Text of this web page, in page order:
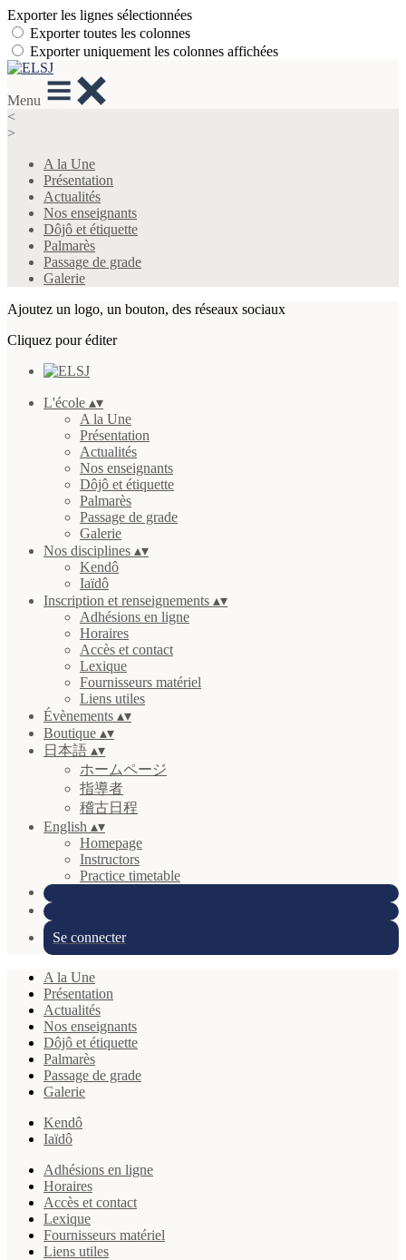
Exporter les lignes sélectionnées
Exporter toutes les colonnes
Exporter uniquement les colonnes affichées
Menu
<
>
A la Une
Présentation
Actualités
Nos enseignants
Dôjô et étiquette
Palmarès
Passage de grade
Galerie
Ajoutez un logo, un bouton, des réseaux sociaux
Cliquez pour éditer
L'école ▴▾
A la Une
Présentation
Actualités
Nos enseignants
Dôjô et étiquette
Palmarès
Passage de grade
Galerie
Nos disciplines ▴▾
Kendô
Iaïdô
Inscription et renseignements ▴▾
Adhésions en ligne
Horaires
Accès et contact
Lexique
Fournisseurs matériel
Liens utiles
Évènements ▴▾
Boutique ▴▾
日本語 ▴▾
ホームページ
指導者
稽古日程
English ▴▾
Homepage
Instructors
Practice timetable
Se connecter
A la Une
Présentation
Actualités
Nos enseignants
Dôjô et étiquette
Palmarès
Passage de grade
Galerie
Kendô
Iaïdô
Adhésions en ligne
Horaires
Accès et contact
Lexique
Fournisseurs matériel
Liens utiles